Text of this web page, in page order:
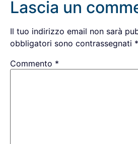
Lascia un
Il tuo indirizzo email non sarà
obbligatori sono contrassegnati *
Commento *